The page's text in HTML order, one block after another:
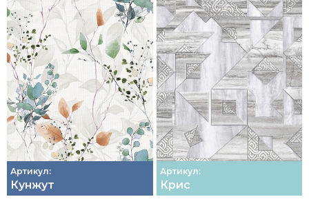
Артикул:
Кунжут
Артикул:
Крис